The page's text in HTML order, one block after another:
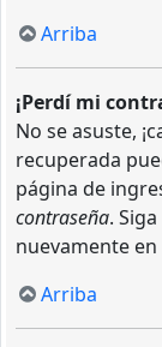
Arriba
¡Perdí mi
No se asuste,
recuperada
página de
contraseña.
nuevamente
Arriba